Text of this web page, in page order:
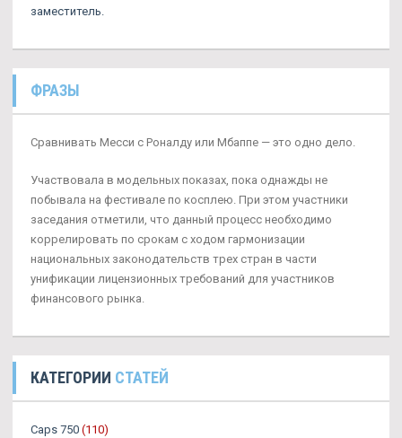
заместитель.
ФРАЗЫ
Сравнивать Месси с Роналду или Мбаппе — это одно дело.
Участвовала в модельных показах, пока однажды не
побывала на фестивале по косплею. При этом участники
заседания отметили, что данный процесс необходимо
коррелировать по срокам с ходом гармонизации
национальных законодательств трех стран в части
унификации лицензионных требований для участников
финансового рынка.
КАТЕГОРИИ СТАТЕЙ
Caps 750 (110)